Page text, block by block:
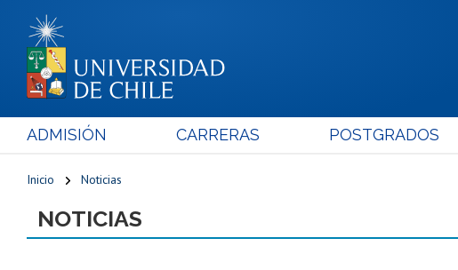
ADMISIÓN CARRERAS POSTGRADOS
Inicio Noticias
NOTICIAS